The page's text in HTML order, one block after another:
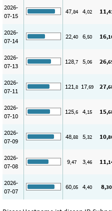
2026-
07-15
47,84 4,02 11
2026-
07-14
22,40 6,50 16
2026-
07-13
128,7 5,06 26
2026-
07-11
121,8 17,69 27
2026-
07-10
125,6 4,15 15
2026-
07-09
48,88 5,32 10
2026-
07-08
9,47 3,46 11
2026-
07-07
60,05 4,40 8,30